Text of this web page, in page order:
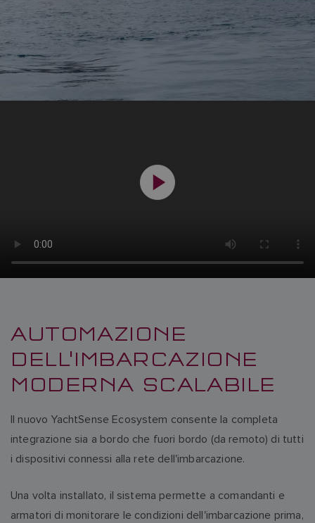
AUTOMAZIONE
DELL'IMBARCAZIONE
MODERNA SCALABILE
Il nuovo YachtSense Ecosystem consente la completa
integrazione sia a bordo che fuori bordo (da remoto) di tutti
i dispositivi connessi alla rete dell'imbarcazione.
Una volta installato, il sistema permette a comandanti e
armatori di monitorare le condizioni dell'imbarcazione prima,